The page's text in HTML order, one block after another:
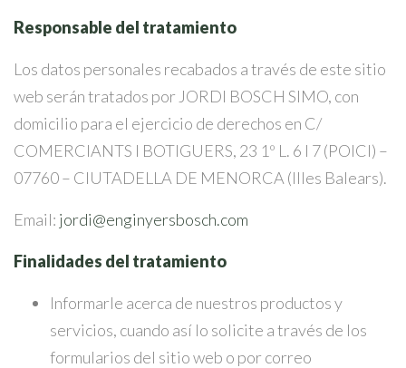
Responsable del tratamiento
Los datos personales recabados a través de este sitio
web serán tratados por JORDI BOSCH SIMO, con
domicilio para el ejercicio de derechos en C/
COMERCIANTS I BOTIGUERS, 23 1º L. 6 I 7 (POICI) –
07760 – CIUTADELLA DE MENORCA (Illes Balears).
Email: jordi@enginyersbosch.com
Finalidades del tratamiento
Informarle acerca de nuestros productos y
servicios, cuando así lo solicite a través de los
formularios del sitio web o por correo